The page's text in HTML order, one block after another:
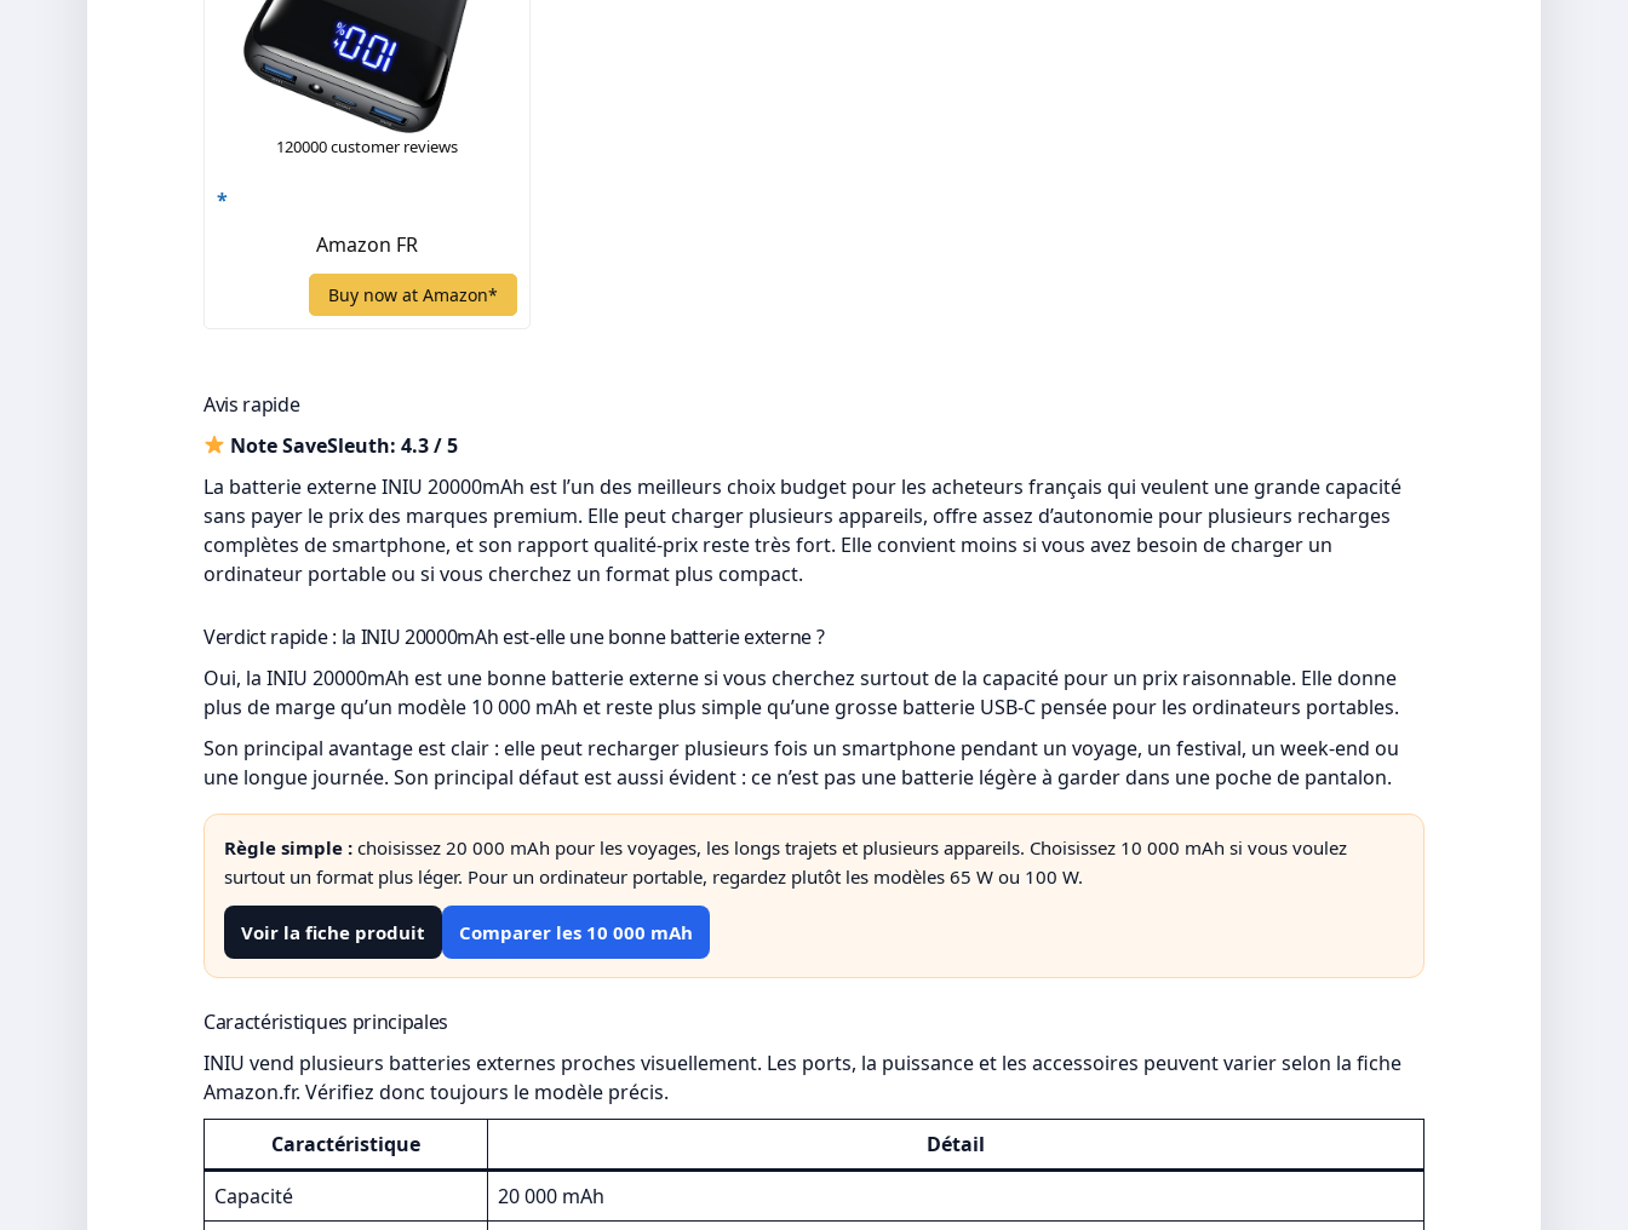
120000 customer reviews
*
Amazon FR
Buy now at Amazon*
Avis rapide
Note SaveSleuth: 4.3 / 5
La batterie externe INIU 20000mAh est l’un des meilleurs choix budget pour les acheteurs français qui veulent une grande capacité
sans payer le prix des marques premium. Elle peut charger plusieurs appareils, offre assez d’autonomie pour plusieurs recharges
complètes de smartphone, et son rapport qualité-prix reste très fort. Elle convient moins si vous avez besoin de charger un
ordinateur portable ou si vous cherchez un format plus compact.
Verdict rapide : la INIU 20000mAh est-elle une bonne batterie externe ?
Oui, la INIU 20000mAh est une bonne batterie externe si vous cherchez surtout de la capacité pour un prix raisonnable. Elle donne
plus de marge qu’un modèle 10 000 mAh et reste plus simple qu’une grosse batterie USB-C pensée pour les ordinateurs portables.
Son principal avantage est clair : elle peut recharger plusieurs fois un smartphone pendant un voyage, un festival, un week-end ou
une longue journée. Son principal défaut est aussi évident : ce n’est pas une batterie légère à garder dans une poche de pantalon.
Règle simple : choisissez 20 000 mAh pour les voyages, les longs trajets et plusieurs appareils. Choisissez 10 000 mAh si vous voulez
surtout un format plus léger. Pour un ordinateur portable, regardez plutôt les modèles 65 W ou 100 W.
Voir la fiche produit Comparer les 10 000 mAh
Caractéristiques principales
INIU vend plusieurs batteries externes proches visuellement. Les ports, la puissance et les accessoires peuvent varier selon la fiche
Amazon.fr. Vérifiez donc toujours le modèle précis.
Caractéristique
Détail
Capacité
20 000 mAh